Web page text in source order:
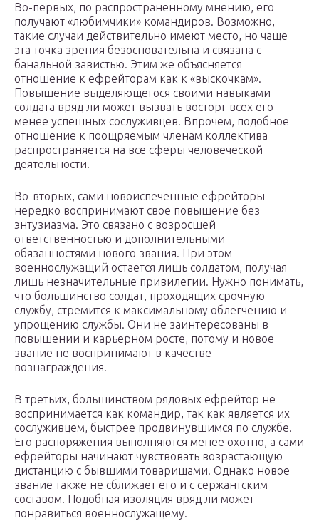
Во-первых, по распространенному мнению, его
получают «любимчики» командиров. Возможно,
такие случаи действительно имеют место, но чаще
эта точка зрения безосновательна и связана с
банальной завистью. Этим же объясняется
отношение к ефрейторам как к «выскочкам».
Повышение выделяющегося своими навыками
солдата вряд ли может вызвать восторг всех его
менее успешных сослуживцев. Впрочем, подобное
отношение к поощряемым членам коллектива
распространяется на все сферы человеческой
деятельности.
Во-вторых, сами новоиспеченные ефрейторы
нередко воспринимают свое повышение без
энтузиазма. Это связано с возросшей
ответственностью и дополнительными
обязанностями нового звания. При этом
военнослужащий остается лишь солдатом, получая
лишь незначительные привилегии. Нужно понимать,
что большинство солдат, проходящих срочную
службу, стремится к максимальному облегчению и
упрощению службы. Они не заинтересованы в
повышении и карьерном росте, потому и новое
звание не воспринимают в качестве
вознаграждения.
В третьих, большинством рядовых ефрейтор не
воспринимается как командир, так как является их
сослуживцем, быстрее продвинувшимся по службе.
Его распоряжения выполняются менее охотно, а сами
ефрейторы начинают чувствовать возрастающую
дистанцию с бывшими товарищами. Однако новое
звание также не сближает его и с сержантским
составом. Подобная изоляция вряд ли может
понравиться военнослужащему.